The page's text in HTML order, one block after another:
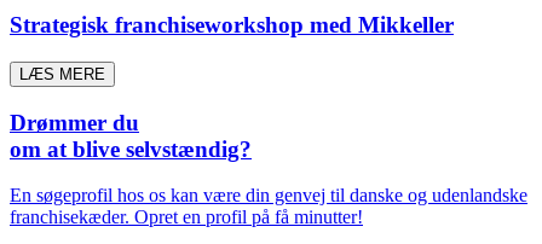
Strategisk franchiseworkshop med Mikkeller
LÆS MERE
Drømmer du
om at blive selvstændig?
En søgeprofil hos os kan være din genvej til danske og udenlandske
franchisekæder. Opret en profil på få minutter!